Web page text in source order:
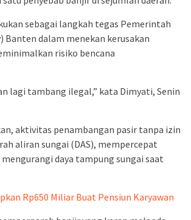
sebagai langkah tegas Pemerintah
Banten dalam menekan kerusakan
risiko bencana
lagi tambang ilegal,” kata Dimyati, Senin
aktivitas penambangan pasir tanpa izin
aliran sungai (DAS), mempercepat
daya tampung sungai saat
Rp650 Miliar Buat Pensiun Karyawan